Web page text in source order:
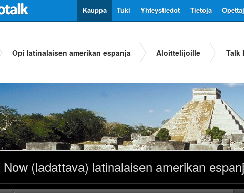
Tietoja
Yhteystiedot
Tuki
Kauppa
Opi latinalaisen amerikan espanja Aloittelijoille Talk
Now (ladattava) latinalaisen amerikan